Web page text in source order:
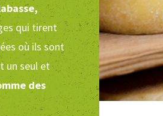
qui tirent
où ils sont
un seul et
des